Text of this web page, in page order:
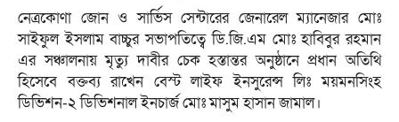
নেত্রকোণা জোন ও সার্ভিস সেন্টারের জেনারেল ম্যানেজার মোঃ
সাইফুল ইসলাম বাচ্চুর সভাপতিত্বে ডি.জি.এম মোঃ হাবিবুর রহমান
এর সঞ্চালনায় মৃত্যু দাবীর চেক হস্তান্তর অনুষ্ঠানে প্রধান অতিথি
হিসেবে বক্তব্য রাখেন বেস্ট লাইফ ইনসুরেন্স লিঃ ময়মনসিংহ
ডিভিশন-২ ডিভিশনাল ইনচার্জ মোঃ মাসুম হাসান জামাল।